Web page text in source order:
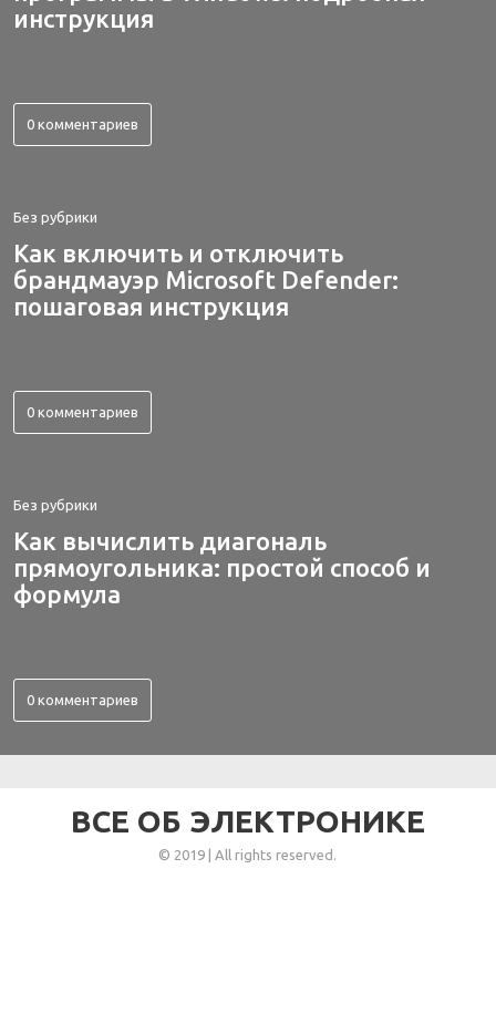
инструкция
0 комментариев
Без рубрики
Как включить и отключить
брандмауэр Microsoft Defender:
пошаговая инструкция
0 комментариев
Без рубрики
Как вычислить диагональ
прямоугольника: простой способ и
формула
0 комментариев
ВСЕ ОБ ЭЛЕКТРОНИКЕ
© 2019 | All rights reserved.